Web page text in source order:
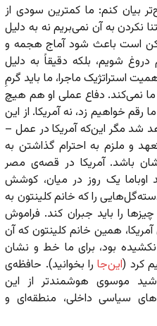
بیان کنم: ما کمترین سودی از
نکردن به آن نمی‌بریم نه به دلیل
ممکن است باعث شود آماج هجمه و
شویم، بلکه دقیقاً به دلیل
استراتژیک ماجرا، ما باید گرمِ‌
ما نمی‌‌کند. دفاع عملی او هم هیچ
رقم خواهیم زد، نه آمریکا. از این
شد مگر این‌که آمریکا در عمل –
و ملزم به احترام گذاشتن به
باشد. آمریکا در قصه‌ی مصر
اوباما یک روز در میان، کوشش
را که خانم کلینتون به
را باید جبران کند. فراموش
همین خانم کلینتون که آن
نکشیده بود، برای ما خط و نشان
کرد (این‌جارا بخوانید). حافظه‌ی
موسوی هوشمندتر از این
سیاسی داخلی، منطقه‌ای و